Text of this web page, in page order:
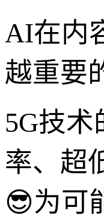
AI在内
越重要
5G技
率、超
😎为可